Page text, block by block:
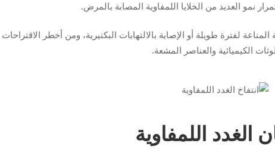
نمو العديد من الخلايا اللمفاوية المصابة بالمرض.
لفترة طويلة أو الإصابة بالالتهابات البكتيرية، ومن أخطر الاقتراحات
الكيميائية والعناصر المشعة.
اللمفاوية